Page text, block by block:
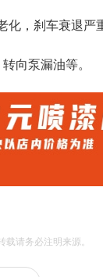
，刹车衰退严
向泵漏油等。
请务必注明来源。